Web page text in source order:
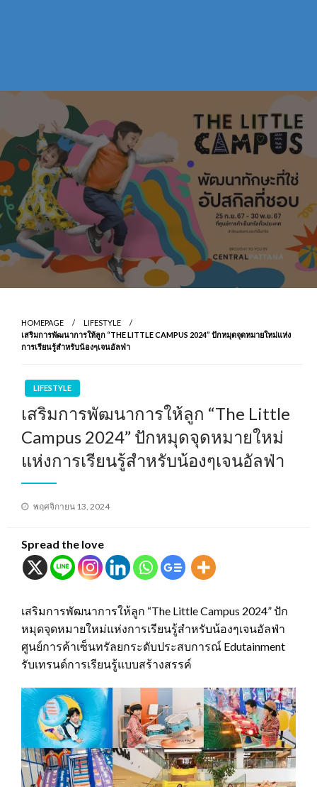
HOMEPAGE
LIFESTYLE
เสริมการพัฒนาการให้ลูก “THE LITTLE CAMPUS 2024” ปักหมุดจุดหมายใหม่แห่ง
การเรียนรู้สำหรับน้องๆเจนอัลฟ่า
LIFESTYLE
เสริมการพัฒนาการให้ลูก “The Little
Campus 2024” ปักหมุดจุดหมายใหม่
แห่งการเรียนรู้สำหรับน้องๆเจนอัลฟ่า
Posted
พฤศจิกายน 13, 2024
Spread the love
เสริมการพัฒนาการให้ลูก “The Little Campus 2024” ปัก
หมุดจุดหมายใหม่แห่งการเรียนรู้สำหรับน้องๆเจนอัลฟ่า
ศูนย์การค้าเซ็นทรัลยกระดับประสบการณ์ Edutainment
รับเทรนด์การเรียนรู้แบบสร้างสรรค์